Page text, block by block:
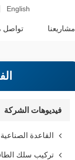
English
مشاريعنا تواصل
فيديوهات الشركة
القاعدة الصناعية
تركيب سلك